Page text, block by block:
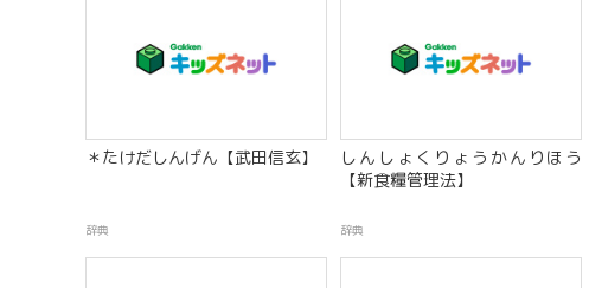
＊たけだしんげん【武田信玄】
辞典
しんしょくりょうかんりほう
【新食糧管理法】
辞典